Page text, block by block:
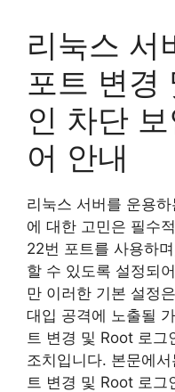
리눅스 서
포트 변경
인 차단
어 안내
리눅스 서버를 운용
에 대한 고민은 필수
22번 포트를 사용하
할 수 있도록 설정되
만 이러한 기본 설정
대입 공격에 노출될
트 변경 및 Root 로그
조치입니다. 본문에
트 변경 및 Root 로그